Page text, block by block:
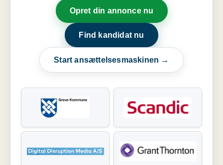
Opret din annonce nu
Find kandidat nu
Start ansættelsesmaskinen →